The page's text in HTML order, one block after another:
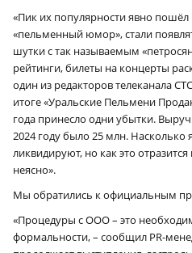
«Пик их популярности явно
«пельменный юмор», стали
шутки с так называемым
рейтинги, билеты на концерты
один из редакторов телеканала
итоге «Уральские Пельмени
года принесло одни убытки.
2024 году было 25 млн.
ликвидируют, но как это
неясно».
Мы обратились к официальным
«Процедуры с ООО – это
формальности, – сообщил PR-